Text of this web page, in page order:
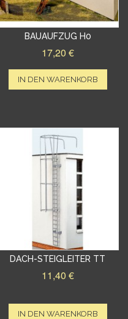
BAUAUFZUG H0
17,20 €
IN DEN WARENKORB
DACH-STEIGLEITER TT
11,40 €
IN DEN WARENKORB